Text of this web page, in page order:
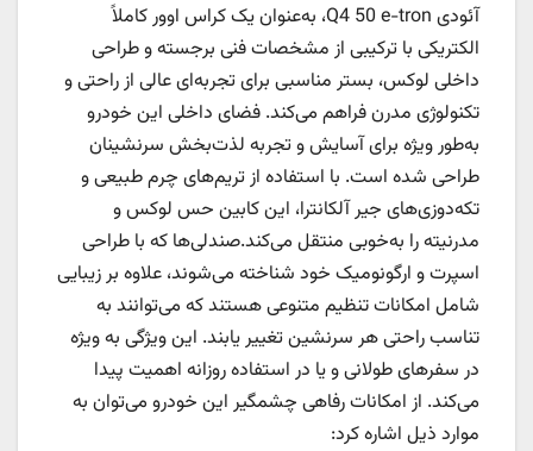
آئودی Q4 50 e-tron، به‌عنوان یک کراس اوور کاملاً
الکتریکی با ترکیبی از مشخصات فنی برجسته و طراحی
داخلی لوکس، بستر مناسبی برای تجربه‌ای عالی از راحتی و
تکنولوژی مدرن فراهم می‌کند. فضای داخلی این خودرو
به‌طور ویژه برای آسایش و تجربه لذت‌بخش سرنشینان
طراحی شده است. با استفاده از تریم‌های چرم طبیعی و
تکه‌دوزی‌های جیر آلکانترا، این کابین حس لوکس و
مدرنیته را به‌خوبی منتقل می‌کند.صندلی‌ها که با طراحی
اسپرت و ارگونومیک خود شناخته می‌شوند، علاوه بر زیبایی
شامل امکانات تنظیم متنوعی هستند که می‌توانند به
تناسب راحتی هر سرنشین تغییر یابند. این ویژگی به ویژه
در سفرهای طولانی و یا در استفاده روزانه اهمیت پیدا
می‌کند. از امکانات رفاهی چشمگیر این خودرو می‌توان به
موارد ذیل اشاره کرد: